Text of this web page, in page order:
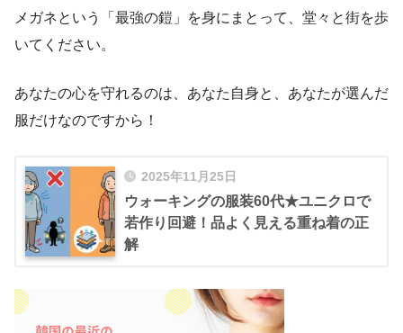
メガネという「最強の鎧」を身にまとって、堂々と街を歩
いてください。
あなたの心を守れるのは、あなた自身と、あなたが選んだ
服だけなのですから！
2025年11月25日
ウォーキングの服装60代★ユニクロで
若作り回避！品よく見える重ね着の正
解